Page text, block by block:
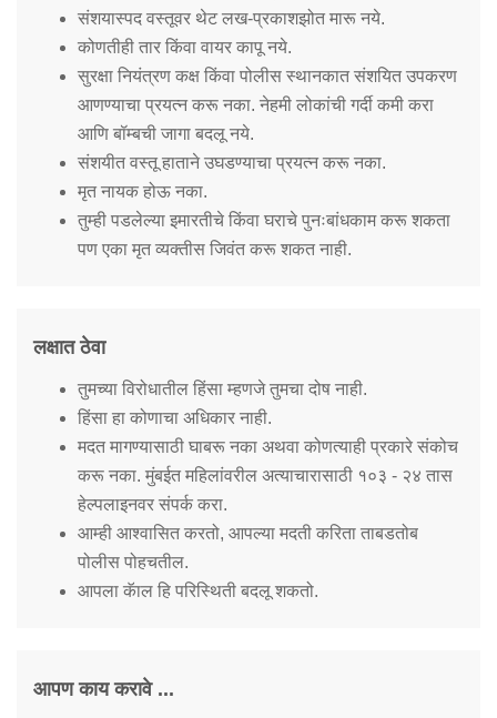
संशयास्पद वस्तूवर थेट लख-प्रकाशझोत मारू नये.
कोणतीही तार किंवा वायर कापू नये.
सुरक्षा नियंत्रण कक्ष किंवा पोलीस स्थानकात संशयित उपकरण
आणण्याचा प्रयत्न करू नका. नेहमी लोकांची गर्दी कमी करा
आणि बॉम्बची जागा बदलू नये.
संशयीत वस्तू हाताने उघडण्याचा प्रयत्न करू नका.
मृत नायक होऊ नका.
तुम्ही पडलेल्या इमारतीचे किंवा घराचे पुनःबांधकाम करू शकता
पण एका मृत व्यक्तीस जिवंत करू शकत नाही.
लक्षात ठेवा
तुमच्या विरोधातील हिंसा म्हणजे तुमचा दोष नाही.
हिंसा हा कोणाचा अधिकार नाही.
मदत मागण्यासाठी घाबरू नका अथवा कोणत्याही प्रकारे संकोच
करू नका. मुंबईत महिलांवरील अत्याचारासाठी १०३ - २४ तास
हेल्पलाइनवर संपर्क करा.
आम्ही आश्वासित करतो, आपल्या मदती करिता ताबडतोब
पोलीस पोहचतील.
आपला कॅाल हि परिस्थिती बदलू शकतो.
आपण काय करावे ...